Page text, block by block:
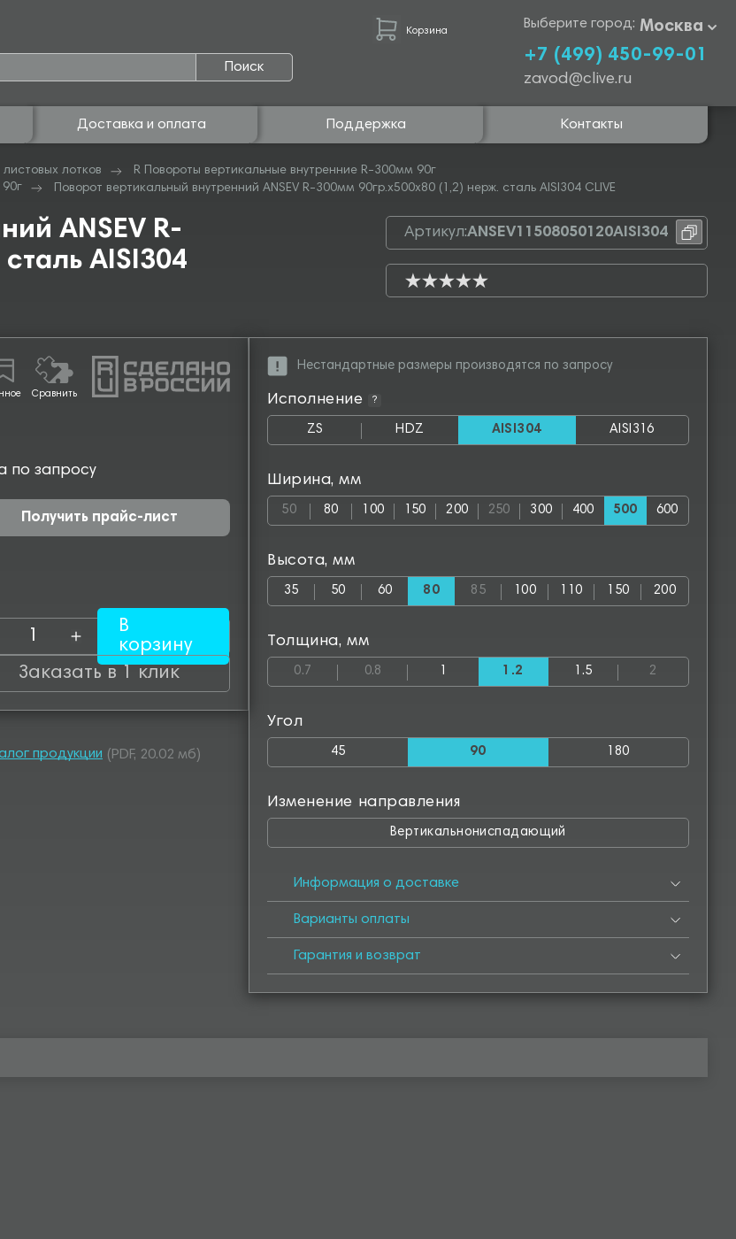
Поиск
Корзина Выберите город: Москва
+7 (499) 450-99-01
zavod@clive.ru
Доставка и оплата Поддержка Контакты
лотков
R Повороты вертикальные внутренние R-300мм 90г
Поворот вертикальный внутренний ANSEV R-300мм 90гр.х500х80 (1,2) нерж. сталь AISI304 CLIVE
ANSEV R-
AISI304
Артикул:ANSEV11508050120AISI304
Сравнить
по запросу
Получить прайс-лист
В
корзину
Заказать в 1 клик
продукции (PDF, 20.02 мб)
Нестандартные размеры производятся по запросу
Исполнение ?
ZS HDZ AISI304 AISI316
Ширина, мм
50 80 100 150 200 250 300 400 500 600
Высота, мм
35 50 60 80 85 100 110 150 200
Толщина, мм
0.7 0.8 1 1.2 1.5 2
Угол
45 90 180
Изменение направления
Вертикальнониспадающий
Информация о доставке
Варианты оплаты
Гарантия и возврат